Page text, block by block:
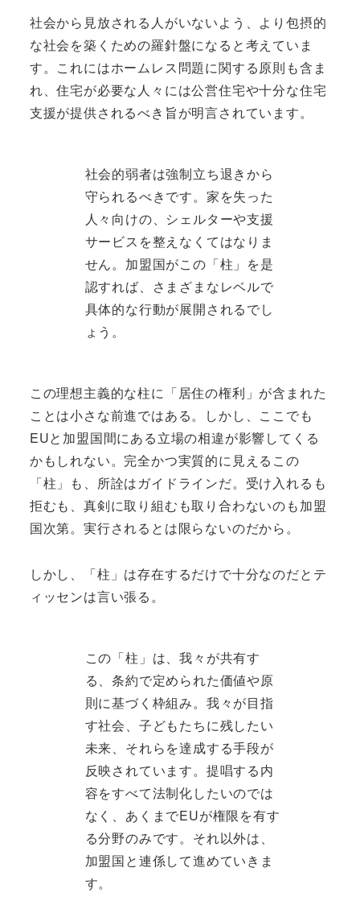
社会から見放される人がいないよう、より包摂的
な社会を築くための羅針盤になると考えていま
す。これにはホームレス問題に関する原則も含ま
れ、住宅が必要な人々には公営住宅や十分な住宅
支援が提供されるべき旨が明言されています。
社会的弱者は強制立ち退きから
守られるべきです。家を失った
人々向けの、シェルターや支援
サービスを整えなくてはなりま
せん。加盟国がこの「柱」を是
認すれば、さまざまなレベルで
具体的な行動が展開されるでし
ょう。
この理想主義的な柱に「居住の権利」が含まれた
ことは小さな前進ではある。しかし、ここでも
EUと加盟国間にある立場の相違が影響してくる
かもしれない。完全かつ実質的に見えるこの
「柱」も、所詮はガイドラインだ。受け入れるも
拒むも、真剣に取り組むも取り合わないのも加盟
国次第。実行されるとは限らないのだから。
しかし、「柱」は存在するだけで十分なのだとテ
ィッセンは言い張る。
この「柱」は、我々が共有す
る、条約で定められた価値や原
則に基づく枠組み。我々が目指
す社会、子どもたちに残したい
未来、それらを達成する手段が
反映されています。提唱する内
容をすべて法制化したいのでは
なく、あくまでEUが権限を有す
る分野のみです。それ以外は、
加盟国と連係して進めていきま
す。